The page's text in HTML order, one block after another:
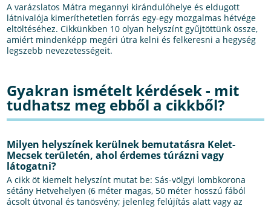
A varázslatos Mátra megannyi kirándulóhelye és eldugott
látnivalója kimeríthetetlen forrás egy-egy mozgalmas hétvége
eltöltéséhez. Cikkünkben 10 olyan helyszínt gyűjtöttünk össze,
amiért mindenképp megéri útra kelni és felkeresni a hegység
legszebb nevezetességeit.
Gyakran ismételt kérdések - mit
tudhatsz meg ebből a cikkből?
Milyen helyszínek kerülnek bemutatásra Kelet-
Mecsek területén, ahol érdemes túrázni vagy
látogatni?
A cikk öt kiemelt helyszínt mutat be: Sás-völgyi lombkorona
sétány Hetvehelyen (6 méter magas, 50 méter hosszú fából
ácsolt útvonal és tanösvény; jelenleg felújítás alatt vagy az